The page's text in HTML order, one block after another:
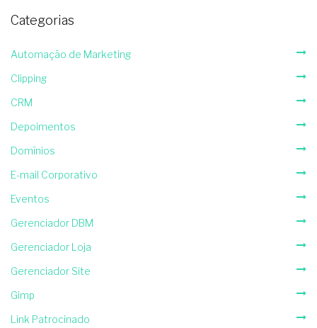
Categorias
Automação de Marketing
Clipping
CRM
Depoimentos
Domínios
E-mail Corporativo
Eventos
Gerenciador DBM
Gerenciador Loja
Gerenciador Site
Gimp
Link Patrocinado